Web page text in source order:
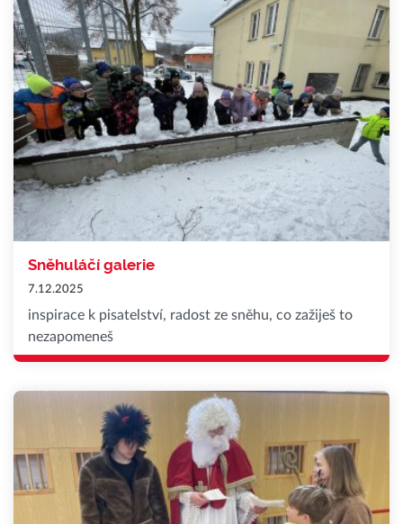
Sněhuláčí galerie
7.12.2025
inspirace k pisatelství, radost ze sněhu, co zažiješ to
nezapomeneš